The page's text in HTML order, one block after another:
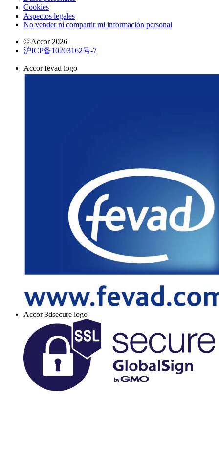
Cookies
Aspectos legales
No vender ni compartir mi información personal
© Accor 2026
沪ICP备10203162号-7
Accor fevad logo
Accor 3dsecure logo